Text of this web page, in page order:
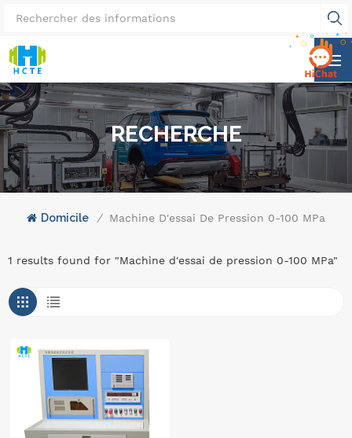
RECHERCHE
Domicile / Machine D'essai De Pression 0-100 MPa
1 results found for "Machine d'essai de pression 0-100 MPa"